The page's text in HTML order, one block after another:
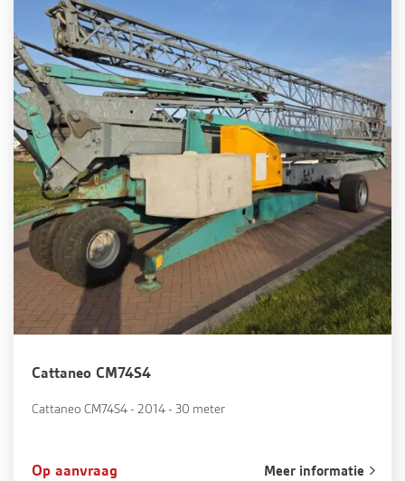
Cattaneo CM74S4
Cattaneo CM74S4 - 2014 - 30 meter
Op aanvraag Meer informatie